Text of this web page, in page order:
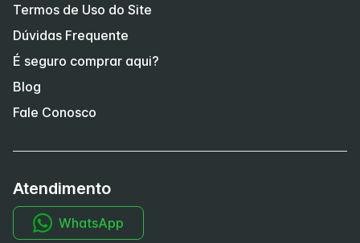
Termos de Uso do Site
Dúvidas Frequente
É seguro comprar aqui?
Blog
Fale Conosco
Atendimento
WhatsApp